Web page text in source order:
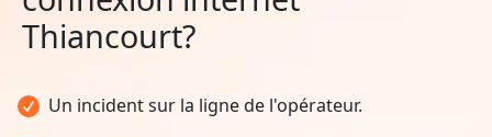
Thiancourt?
Un incident sur la ligne de l'opérateur.